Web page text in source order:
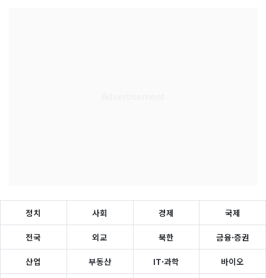
정치 사회 경제 국제
전국 외교 북한 금융·증권
산업 부동산 IT·과학 바이오